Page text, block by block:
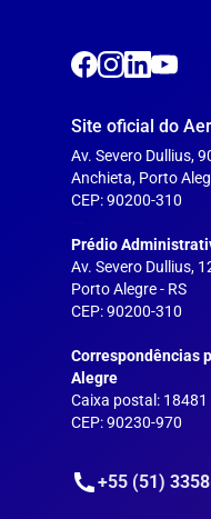
Site oficial do
Av. Severo Dullius,
Anchieta, Porto
CEP: 90200-310
Prédio
Av. Severo Dullius,
Porto Alegre - RS
CEP: 90200-310
Correspondências
Alegre
Caixa postal: 18481
CEP: 90230-970
+55 (51)